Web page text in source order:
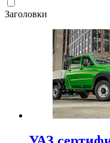
Заголовки